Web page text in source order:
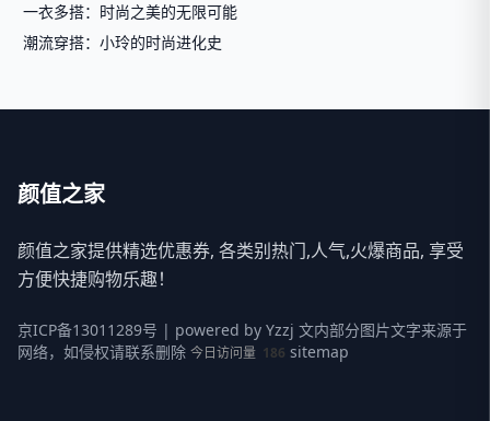
一衣多搭：时尚之美的无限可能
潮流穿搭：小玲的时尚进化史
颜值之家
颜值之家提供精选优惠券, 各类别热门,人气,火爆商品, 享受
方便快捷购物乐趣！
京ICP备13011289号 | powered by Yzzj 文内部分图片文字来源于
网络，如侵权请联系删除 今日访问量 186 sitemap